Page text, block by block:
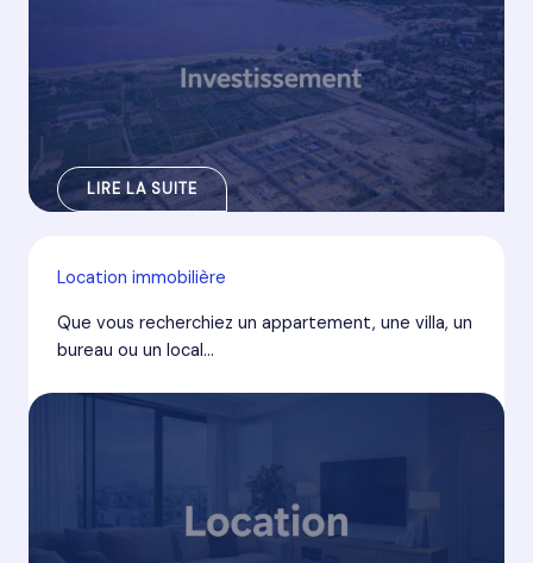
LIRE LA SUITE
Location immobilière
Que vous recherchiez un appartement, une villa, un
bureau ou un local…